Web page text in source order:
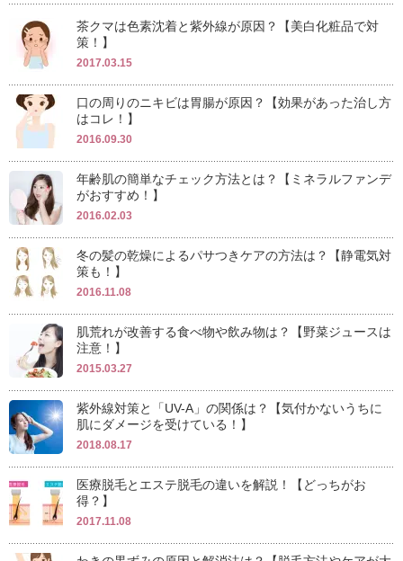
茶クマは色素沈着と紫外線が原因？【美白化粧品で対
策！】
2017.03.15
口の周りのニキビは胃腸が原因？【効果があった治し方
はコレ！】
2016.09.30
年齢肌の簡単なチェック方法とは？【ミネラルファンデ
がおすすめ！】
2016.02.03
冬の髪の乾燥によるパサつきケアの方法は？【静電気対
策も！】
2016.11.08
肌荒れが改善する食べ物や飲み物は？【野菜ジュースは
注意！】
2015.03.27
紫外線対策と「UV-A」の関係は？【気付かないうちに
肌にダメージを受けている！】
2018.08.17
医療脱毛とエステ脱毛の違いを解説！【どっちがお
得？】
2017.11.08